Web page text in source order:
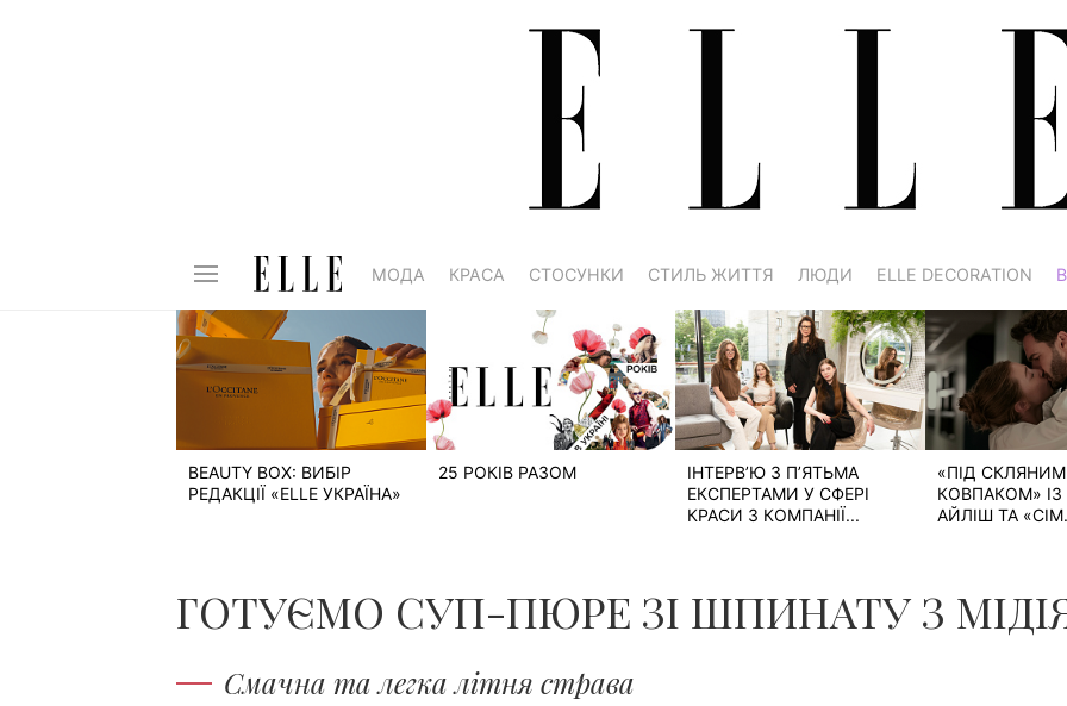
МОДА КРАСА СТОСУНКИ СТИЛЬ ЖИТТЯ ЛЮДИ ELLE DECORATION
BEAUTY BOX: ВИБІР
РЕДАКЦІЇ «ELLE УКРАЇНА»
25 РОКІВ РАЗОМ
ІНТЕРВ’Ю З П’ЯТЬМА
ЕКСПЕРТАМИ У СФЕРІ
КРАСИ З КОМПАНІЇ...
«ПІД СКЛЯНИМ
КОВПАКОМ» ІЗ
АЙЛІШ ТА «СІМ
ГОТУЄМО СУП-ПЮРЕ ЗІ ШПИНАТУ З
Смачна та легка літня страва